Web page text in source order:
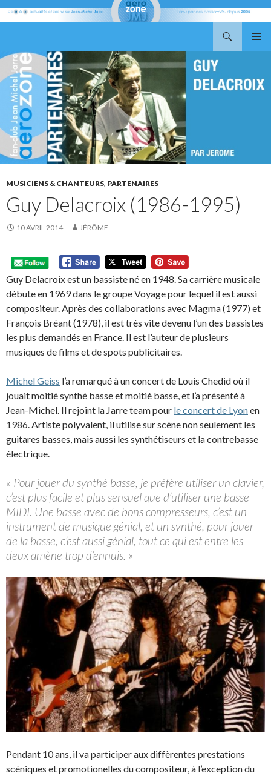
AU
CONTENU
MUSICIENS & CHANTEURS, PARTENAIRES
Guy Delacroix (1986-1995)
10 AVRIL 2014 JÉRÔME
Guy Delacroix est un bassiste né en 1948. Sa carrière musicale
débute en 1969 dans le groupe Voyage pour lequel il est aussi
compositeur. Après des collaborations avec Magma (1977) et
François Bréant (1978), il est très vite devenu l’un des bassistes
les plus demandés en France. Il est l’auteur de plusieurs
musiques de films et de spots publicitaires.
Michel Geiss l’a remarqué à un concert de Louis Chedid où il
jouait moitié synthé basse et moitié basse, et l’a présenté à
Jean-Michel. Il rejoint la Jarre team pour le concert de Lyonen
1986. Artiste polyvalent, il utilise sur scène non seulement les
guitares basses, mais aussi les synthétiseurs et la contrebasse
électrique.
« Pour jouer du synthé basse, je préfère utiliser un clavier,
c’est plus facile et plus sensuel que d’utiliser une basse
MIDI. Une basse avec de bons compresseurs, c’est un
instrument de musique génial, et un synthé, pour jouer
de la basse, c’est aussi génial, tout ce qui est entre les
deux amène trop d’ennuis. »
Pendant 10 ans, il va participer aux diffèrentes prestations
scéniques et promotionelles du compositeur, à l’exception du